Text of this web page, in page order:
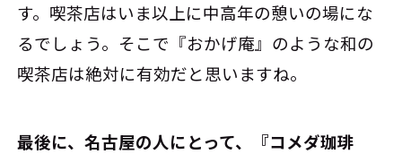
す。喫茶店はいま以上に中高年の憩いの場にな
るでしょう。そこで『おかげ庵』のような和の
喫茶店は絶対に有効だと思いますね。
――最後に、名古屋の人にとって、『コメダ珈琲